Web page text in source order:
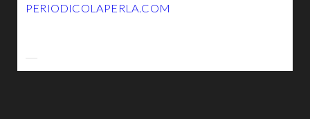
PERIODICOLAPERLA.COM